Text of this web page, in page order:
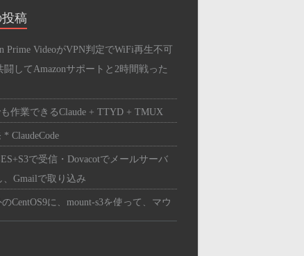
の品
中身
周辺機器
ェア
稿
Prime VideoがVPN判定でWiFi再生不可
してAmazonサポートと2時間戦った
作業できるClaude + TTYD + TMUX
ClaudeCode
で受信・Dovacotでメールサーバ
、Gmailで取り込み
CentOS9に、mount-s3を使って、マウ
。